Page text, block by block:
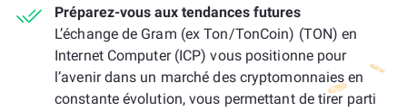
Préparez-vous aux tendances futures
L’échange de Gram (ex Ton/TonCoin) (TON) en
Internet Computer (ICP) vous positionne pour
l’avenir dans un marché des cryptomonnaies en
constante évolution, vous permettant de tirer parti